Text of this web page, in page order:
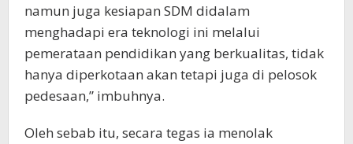
namun juga kesiapan SDM didalam
menghadapi era teknologi ini melalui
pemerataan pendidikan yang berkualitas, tidak
hanya diperkotaan akan tetapi juga di pelosok
pedesaan,” imbuhnya.
Oleh sebab itu, secara tegas ia menolak